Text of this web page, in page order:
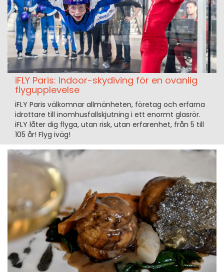
iFLY Paris: Indoor-skydiving för en ovanlig
flygupplevelse
iFLY Paris välkomnar allmänheten, företag och erfarna
idrottare till inomhusfallskjutning i ett enormt glasrör.
iFLY låter dig flyga, utan risk, utan erfarenhet, från 5 till
105 år! Flyg iväg!